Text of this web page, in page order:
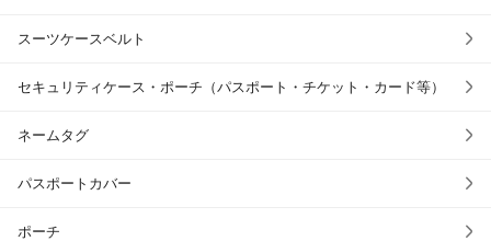
スーツケースベルト
セキュリティケース・ポーチ（パスポート・チケット・カード等）
ネームタグ
パスポートカバー
ポーチ